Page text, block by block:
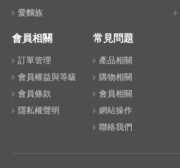
愛麵族
會員相關
訂單管理
會員權益與等級
會員條款
隱私權聲明
常見問題
產品相關
購物相關
會員相關
網站操作
聯絡我們